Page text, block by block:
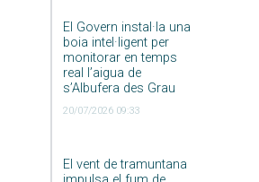
El Govern instal·la una
boia intel·ligent per
monitorar en temps
real l’aigua de
s’Albufera des Grau
20/07/2026 09:33
El vent de tramuntana